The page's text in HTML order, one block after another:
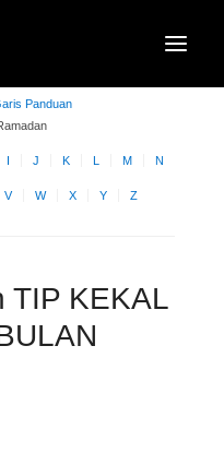
Panduan
I J K L M N
V W X Y Z
TIP KEKAL